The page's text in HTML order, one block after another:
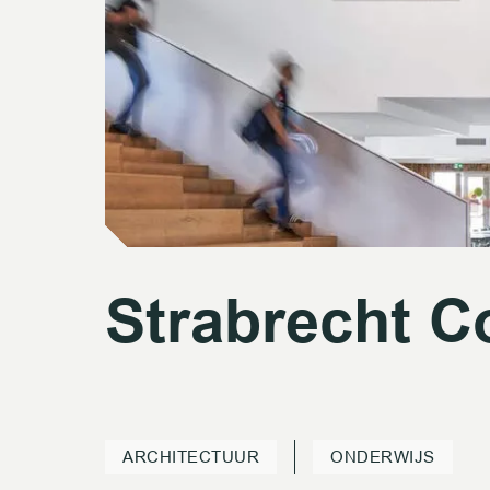
Strabrecht
Strabrecht
ARCHITECTUUR ONDERWIJS